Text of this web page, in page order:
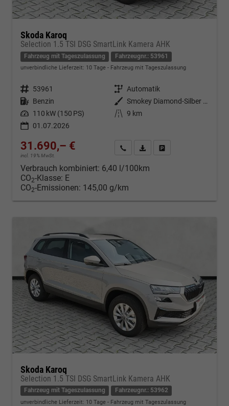
Skoda Karoq
Selection 1.5 TSI DSG SmartLink Kamera AHK
Fahrzeug mit Tageszulassung Fahrzeugnr.: 53961
unverbindliche Lieferzeit: 10 Tage Fahrzeug mit Tageszulassung
Fahrzeugnr. 53961 Getriebe Automatik
Kraftstoff Benzin Außenfarbe
Smokey Diamond-Silber Metallic
Leistung 110 kW (150 PS) Kilometerstand 9 km
01.07.2026
31.690,– €
incl. 19% MwSt.
Kontakt & Angebot anfordern
PDF-Datei, Fahrzeugexposé
Verbrauch kombiniert: 6,40 l/100km
CO2-Klasse: E
CO2-Emissionen: 145,00 g/km
Skoda Karoq
Selection 1.5 TSI DSG SmartLink Kamera AHK
Fahrzeug mit Tageszulassung Fahrzeugnr.: 53962
unverbindliche Lieferzeit: 10 Tage Fahrzeug mit Tageszulassung